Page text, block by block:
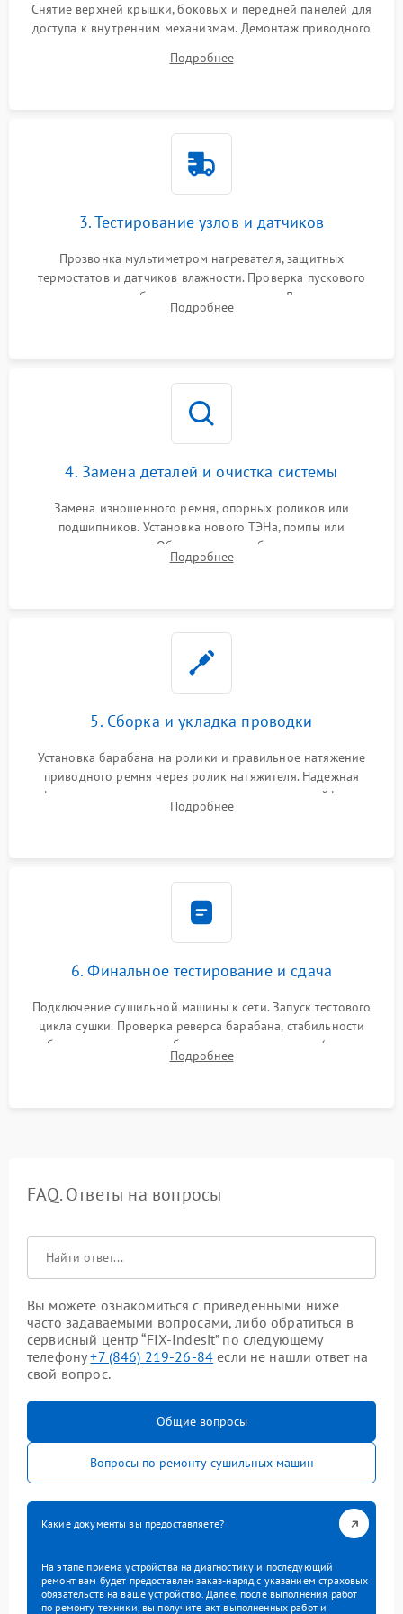
Снятие верхней крышки, боковых и передней панелей для
доступа к внутренним механизмам. Демонтаж приводного
Обеспечение свободного доступа к ТЭНу, компрессору,
Подробнее
3. Тестирование узлов и датчиков
Прозвонка мультиметром нагревателя, защитных
термостатов и датчиков влажности. Проверка пускового
конденсатора, обмоток мотора и помпы. Для машин с
тепловым насосом — диагностика работы компрессора и
Подробнее
4. Замена деталей и очистка системы
Замена изношенного ремня, опорных роликов или
подшипников. Установка нового ТЭНа, помпы или
термодатчиков. Обязательная глубокая очистка
конденсатора, крыльчатки вентилятора и воздуховодов от
Подробнее
5. Сборка и укладка проводки
Установка барабана на ролики и правильное натяжение
приводного ремня через ролик натяжителя. Надежная
фиксация всех узлов, подключение клемм и шлейфов к
модулю управления. Монтаж корпусных панелей, люка и
Подробнее
6. Финальное тестирование и сдача
Подключение сушильной машины к сети. Запуск тестового
цикла сушки. Проверка реверса барабана, стабильности
набора температуры, работы дренажного насоса (откачка
конденсата) и отсутствия посторонних скрипов, стуков или
Подробнее
FAQ. Ответы на вопросы
Вы можете ознакомиться с приведенными ниже
часто задаваемыми вопросами, либо обратиться в
сервисный центр “FIX-Indesit” по следующему
телефону+7 (846) 219-26-84 если не нашли ответ на
свой вопрос.
Общие вопросы
Вопросы по ремонту сушильных машин
Какие документы вы предоставляете?
На этапе приема устройства на диагностику и последующий
ремонт вам будет предоставлен заказ-наряд с указанием страховых
обязательств на ваше устройство. Далее, после выполнения работ
по ремонту техники, вы получите акт выполненных работ и